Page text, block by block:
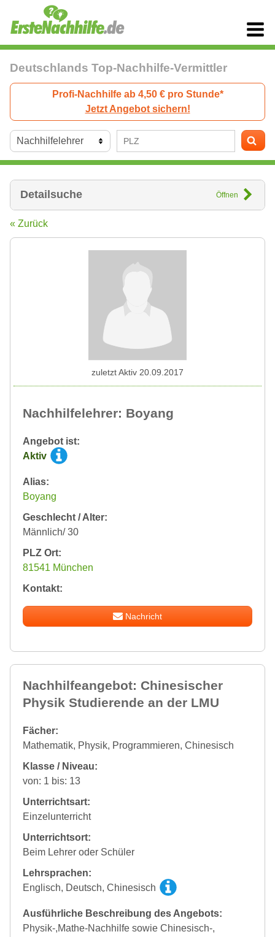
Deutschlands Top-Nachhilfe-Vermittler
Profi-Nachhilfe ab 4,50 € pro Stunde*
Jetzt Angebot sichern!
Detailsuche Öffnen
« Zurück
Nachhilfelehrer: Boyang
Angebot ist:
Aktiv
Alias:
Boyang
Geschlecht / Alter:
Männlich/ 30
PLZ Ort:
81541 München
Kontakt:
Nachricht
zuletzt Aktiv 20.09.2017
Nachhilfeangebot: Chinesischer
Physik Studierende an der LMU
Fächer:
Mathematik, Physik, Programmieren, Chinesisch
Klasse / Niveau:
von: 1 bis: 13
Unterrichtsart:
Einzelunterricht
Unterrichtsort:
Beim Lehrer oder Schüler
Lehrsprachen:
Englisch, Deutsch, Chinesisch
Ausführliche Beschreibung des Angebots:
Physik-,Mathe-Nachhilfe sowie Chinesisch-,